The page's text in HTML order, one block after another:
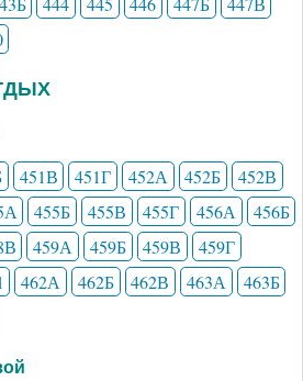
451В 451Г 452А 452Б
452В
455Б 455В 455Г 456А
456Б
459А 459Б 459В
459Г
462А 462Б 462В 463А
463Б